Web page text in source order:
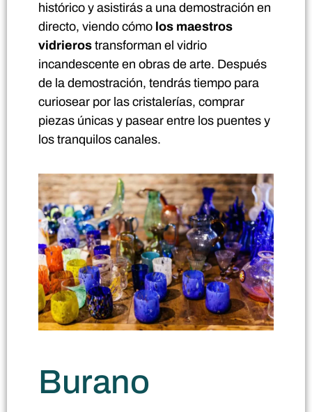
histórico y asistirás a una demostración en
directo, viendo cómo los maestros
vidrieros transforman el vidrio
incandescente en obras de arte. Después
de la demostración, tendrás tiempo para
curiosear por las cristalerías, comprar
piezas únicas y pasear entre los puentes y
los tranquilos canales.
Burano